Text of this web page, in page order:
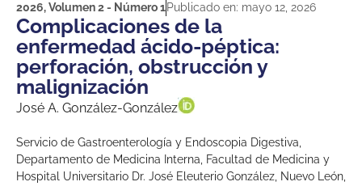
2026,Volumen 2 - Número 1Publicado en: mayo 12, 2026
Complicaciones de la
enfermedad ácido-péptica:
perforación, obstrucción y
malignización
José A. González-González
Servicio de Gastroenterología y Endoscopia Digestiva,
Departamento de Medicina Interna, Facultad de Medicina y
Hospital Universitario Dr. José Eleuterio González, Nuevo León,